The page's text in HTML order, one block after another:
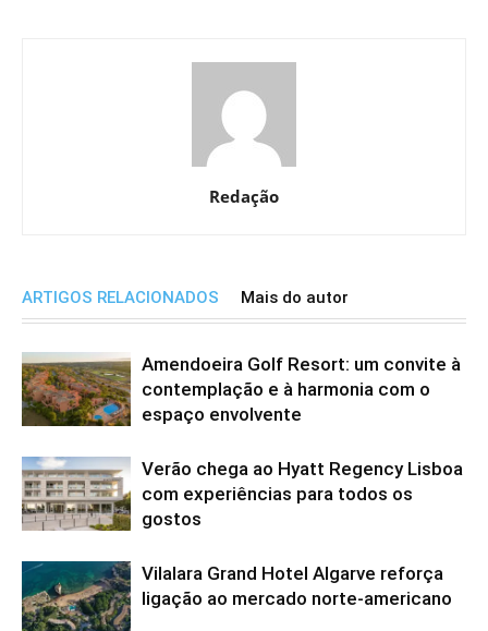
Redação
ARTIGOS RELACIONADOS Mais do autor
Amendoeira Golf Resort: um convite à
contemplação e à harmonia com o
espaço envolvente
Verão chega ao Hyatt Regency Lisboa
com experiências para todos os
gostos
Vilalara Grand Hotel Algarve reforça
ligação ao mercado norte-americano